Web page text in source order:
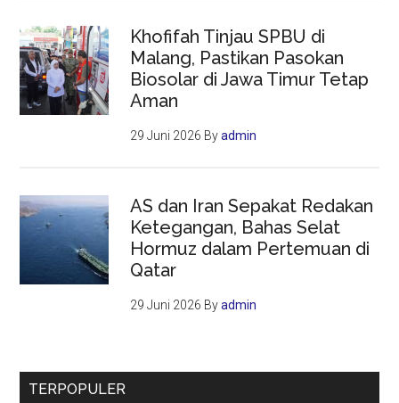
Khofifah Tinjau SPBU di
Malang, Pastikan Pasokan
Biosolar di Jawa Timur Tetap
Aman
29 Juni 2026 Byadmin
AS dan Iran Sepakat Redakan
Ketegangan, Bahas Selat
Hormuz dalam Pertemuan di
Qatar
29 Juni 2026 Byadmin
TERPOPULER